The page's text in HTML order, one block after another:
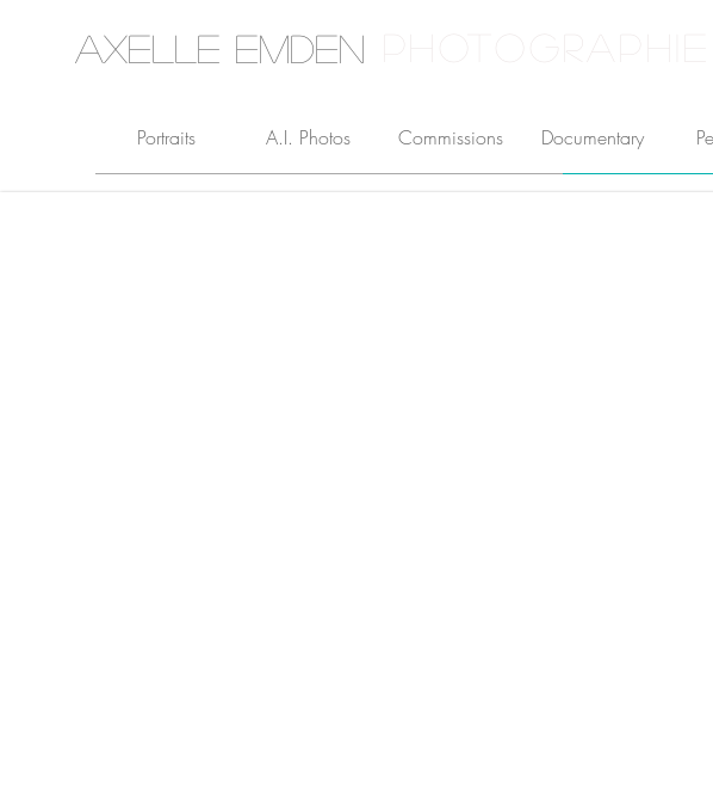
Axelle Emden
Portraits A.I. Photos Commissions Documentary